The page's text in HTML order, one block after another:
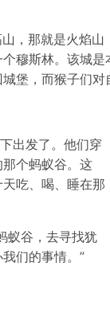
，那就是火焰
穆斯林。该城
堡，而猴子们对
出发了。他们穿
个蚂蚁谷。这
吃、喝、睡在那
蚁谷，去寻找犹
们的事情。”